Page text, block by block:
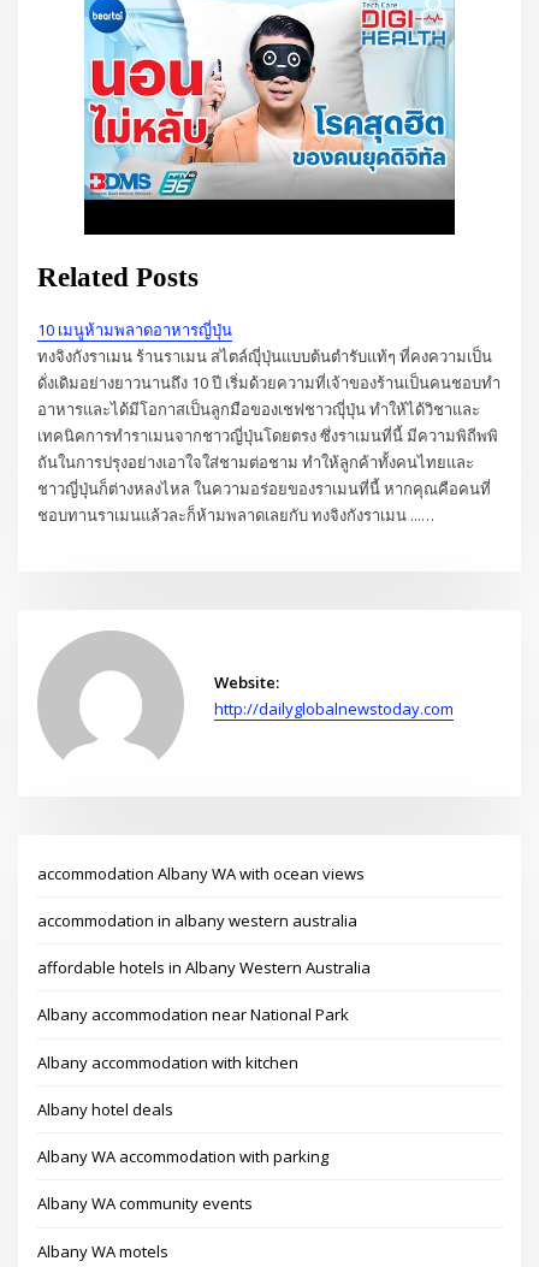
Related Posts
10 เมนูห้ามพลาดอาหารญี่ปุ่น
ทงจิงกังราเมน ร้านราเมน สไตล์ญุี่ปุ่นแบบต้นตำรับแท้ๆ ที่คงความเป็น
ดั่งเดิมอย่างยาวนานถึง 10 ปี เริ่มด้วยความที่เจ้าของร้านเป็นคนชอบทำ
อาหารและได้มีโอกาสเป็นลูกมือของเชฟชาวญุี่ปุ่น ทำให้ได้วิชาและ
เทคนิคการทำราเมนจากชาวญี่ปุ่นโดยตรง ซึ่งราเมนที่นี้ มีความพิถีพพิ
ถันในการปรุงอย่างเอาใจใส่ชามต่อชาม ทำให้ลูกค้าทั้งคนไทยและ
ชาวญี่ปุ่นก็ต่างหลงไหล ในความอร่อยของราเมนที่นี้ หากคุณคือคนที่
ชอบทานราเมนแล้วละก็ห้ามพลาดเลยกับ ทงจิงกังราเมน ...…
Website:
http://dailyglobalnewstoday.com
accommodation Albany WA with ocean views
accommodation in albany western australia
affordable hotels in Albany Western Australia
Albany accommodation near National Park
Albany accommodation with kitchen
Albany hotel deals
Albany WA accommodation with parking
Albany WA community events
Albany WA motels